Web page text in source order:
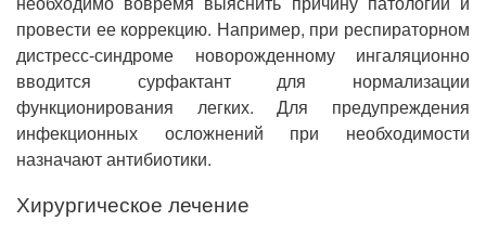
провести ее коррекцию. Например, при респираторном
дистресс-синдроме новорожденному ингаляционно
вводится сурфактант для нормализации
функционирования легких. Для предупреждения
инфекционных осложнений при необходимости
назначают антибиотики.
Хирургическое лечение